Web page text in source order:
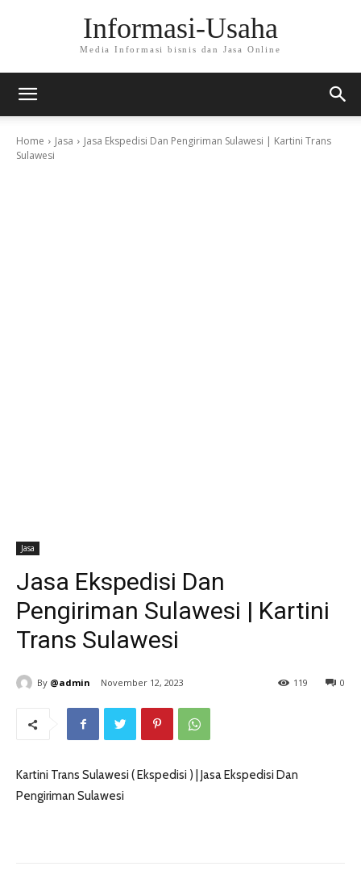
Informasi-Usaha
Media Informasi bisnis dan Jasa Online
Home Jasa
Jasa Ekspedisi Dan Pengiriman Sulawesi | Kartini Trans
Sulawesi
Jasa
Jasa Ekspedisi Dan
Pengiriman Sulawesi | Kartini
Trans Sulawesi
By @admin November 12, 2023 0
119
Kartini Trans Sulawesi ( Ekspedisi ) | Jasa Ekspedisi Dan
Pengiriman Sulawesi